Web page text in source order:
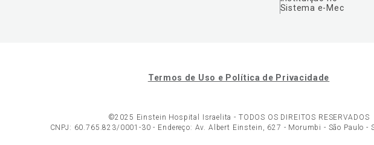
Sistema e-Mec
Termos de Uso e Política de Privacidade
©2025 Einstein Hospital Israelita - TODOS OS DIREITOS RESERVADOS
CNPJ: 60.765.823/0001-30 - Endereço: Av. Albert Einstein, 627 - Morumbi - São Paulo -